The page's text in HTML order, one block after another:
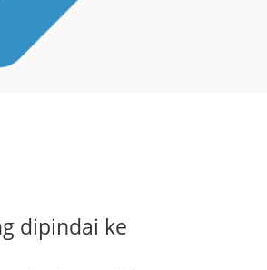
dipindai ke